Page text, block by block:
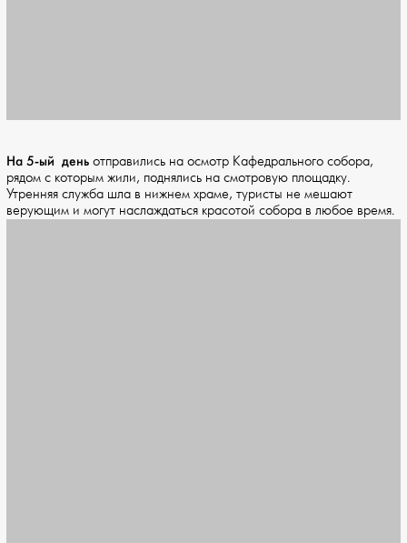
На 5-ый день отправились на осмотр Кафедрального собора,
рядом с которым жили, поднялись на смотровую площадку.
Утренняя служба шла в нижнем храме, туристы не мешают
верующим и могут наслаждаться красотой собора в любое время.